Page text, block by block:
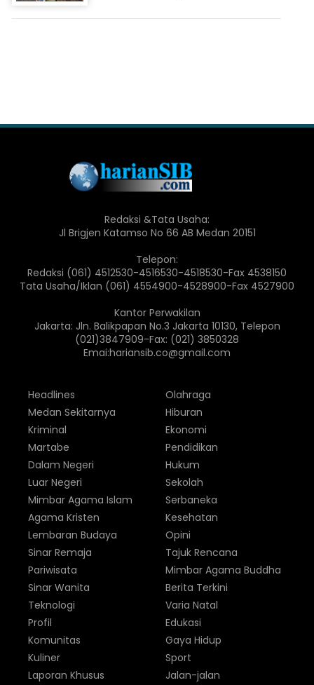
Redaksi &Tata Usaha:
Jl Brigjen Katamso No 66 AB Medan 20151
Telepon:
Redaksi (061) 4512530-4516530-4518530-Fax 4538150
Tata Usaha/Iklan (061) 4554900-4528900-Fax 4527900
Kantor Perwakilan
Jakarta: Jln. Balikpapan No.3 Jakarta 10130, Telepon
(021)3847909-Fax: (021) 3850328
Emai:hariansib.co@gmail.com
Headlines
Medan Sekitarnya
Kriminal
Martabe
Dalam Negeri
Luar Negeri
Olahraga
Hiburan
Ekonomi
Pendidikan
Hukum
Sekolah
Mimbar Agama Islam
Agama Kristen
Lembaran Budaya
Sinar Remaja
Pariwisata
Sinar Wanita
Serbaneka
Kesehatan
Opini
Tajuk Rencana
Mimbar Agama Buddha
Berita Terkini
Teknologi
Profil
Komunitas
Kuliner
Laporan Khusus
Varia Natal
Edukasi
Gaya Hidup
Sport
Jalan-jalan